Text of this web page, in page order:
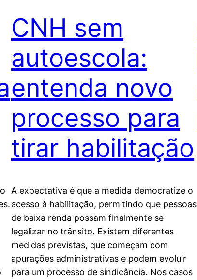
CNH sem
autoescola:
entenda novo
processo para
tirar habilitação
A expectativa é que a medida democratize o
acesso à habilitação, permitindo que pessoas
de baixa renda possam finalmente se
legalizar no trânsito. Existem diferentes
medidas previstas, que começam com
apurações administrativas e podem evoluir
para um processo de sindicância. Nos casos